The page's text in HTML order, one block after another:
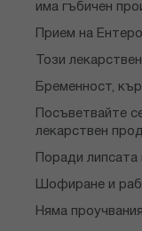
има гъбичен
Прием на
Този
Бременност,
Посъветвайте
лекарствен
Поради
Шофиране и
Няма